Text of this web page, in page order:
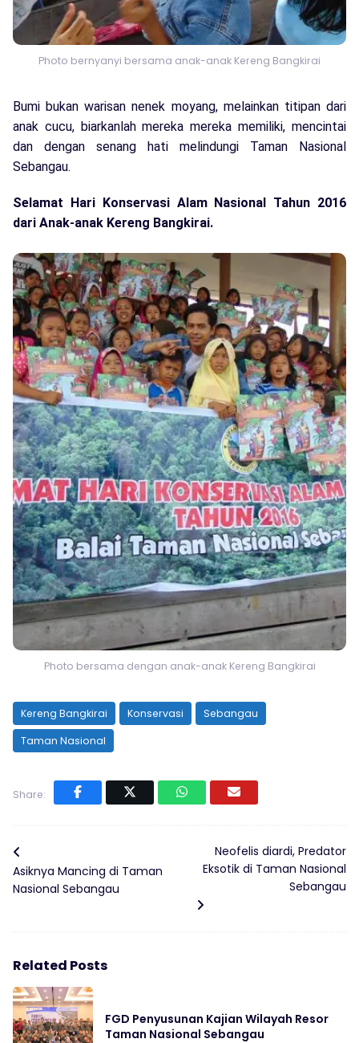
Photo bernyanyi bersama anak-anak Kereng Bangkirai
Bumi bukan warisan nenek moyang, melainkan titipan dari
anak cucu, biarkanlah mereka mereka memiliki, mencintai
dan dengan senang hati melindungi Taman Nasional
Sebangau.
Selamat Hari Konservasi Alam Nasional Tahun 2016
dari Anak-anak Kereng Bangkirai.
Photo bersama dengan anak-anak Kereng Bangkirai
Kereng Bangkirai Konservasi
Sebangau
Taman Nasional
Share:
Asiknya Mancing di Taman
Nasional Sebangau
Neofelis diardi, Predator
Eksotik di Taman Nasional
Sebangau
Related Posts
FGD Penyusunan Kajian Wilayah Resor
Taman Nasional Sebangau